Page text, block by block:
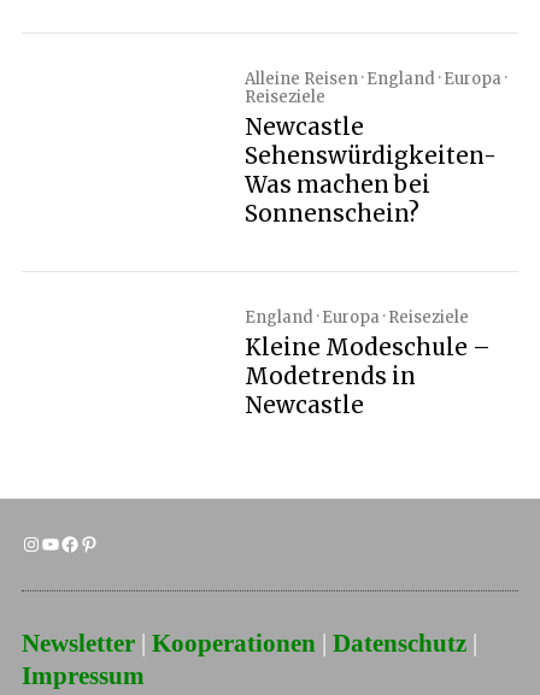
Alleine Reisen · England · Europa ·
Reiseziele
Newcastle
Sehenswürdigkeiten-
Was machen bei
Sonnenschein?
England · Europa · Reiseziele
Kleine Modeschule –
Modetrends in
Newcastle
Newsletter| Kooperationen| Datenschutz|
Impressum